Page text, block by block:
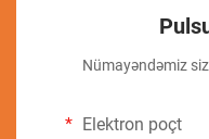
Nümayəndəmiz
Elektron poçt